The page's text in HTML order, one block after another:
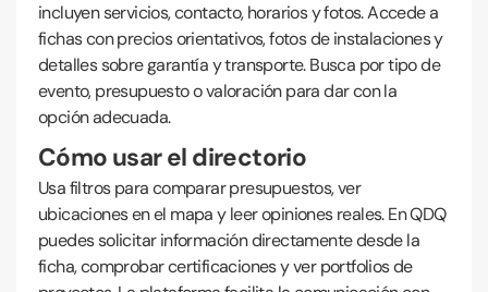
incluyen servicios, contacto, horarios y fotos. Accede a
fichas con precios orientativos, fotos de instalaciones y
detalles sobre garantía y transporte. Busca por tipo de
evento, presupuesto o valoración para dar con la
opción adecuada.
Cómo usar el directorio
Usa filtros para comparar presupuestos, ver
ubicaciones en el mapa y leer opiniones reales. En QDQ
puedes solicitar información directamente desde la
ficha, comprobar certificaciones y ver portfolios de